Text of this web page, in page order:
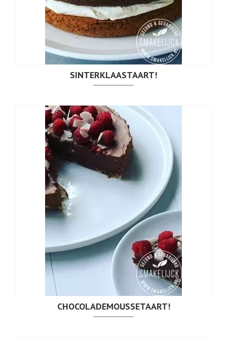
SINTERKLAASTAART!
CHOCOLADEMOUSSETAART!